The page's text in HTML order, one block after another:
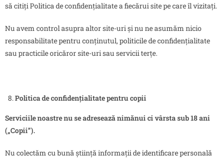
să citiți Politica de confidențialitate a fiecărui site pe care îl vizitați.
Nu avem control asupra altor site-uri și nu ne asumăm nicio
responsabilitate pentru conținutul, politicile de confidențialitate
sau practicile oricăror site-uri sau servicii terțe.
Politica de confidențialitate pentru copii
Serviciile noastre nu se adresează nimănuici vârsta sub18 ani
(„Copii”).
Nu colectăm cu bună știință informații de identificare personală